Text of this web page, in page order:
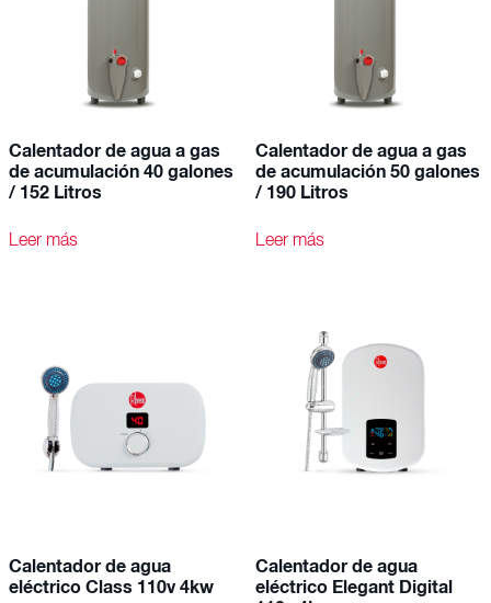
Calentador de agua a gas
de acumulación 40 galones
/ 152 Litros
Leer más
Calentador de agua a gas
de acumulación 50 galones
/ 190 Litros
Leer más
Calentador de agua
eléctrico Class 110v 4kw
Calentador de agua
eléctrico Elegant Digital